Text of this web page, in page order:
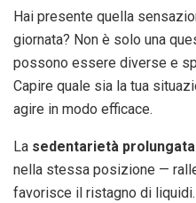
Hai presente quella
giornata? Non è solo una
possono essere diverse e
Capire quale sia la tua
agire in modo efficace.
La sedentarietà prolungata
nella stessa posizione —
favorisce il ristagno di